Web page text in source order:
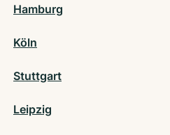
Hamburg
Köln
Stuttgart
Leipzig